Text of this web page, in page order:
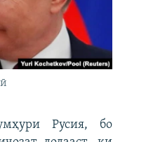
Русия, бо